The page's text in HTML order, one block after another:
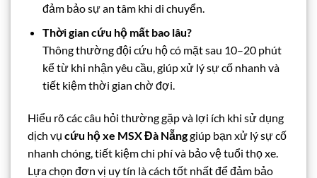
đảm bảo sự an tâm khi di chuyển.
Thời gian cứu hộ mất bao lâu?
Thông thường đội cứu hộ có mặt sau 10–20 phút
kể từ khi nhận yêu cầu, giúp xử lý sự cố nhanh và
tiết kiệm thời gian chờ đợi.
Hiểu rõ các câu hỏi thường gặp và lợi ích khi sử dụng
dịch vụ cứu hộ xe MSX Đà Nẵnggiúp bạn xử lý sự cố
nhanh chóng, tiết kiệm chi phí và bảo vệ tuổi thọ xe.
Lựa chọn đơn vị uy tín là cách tốt nhất để đảm bảo